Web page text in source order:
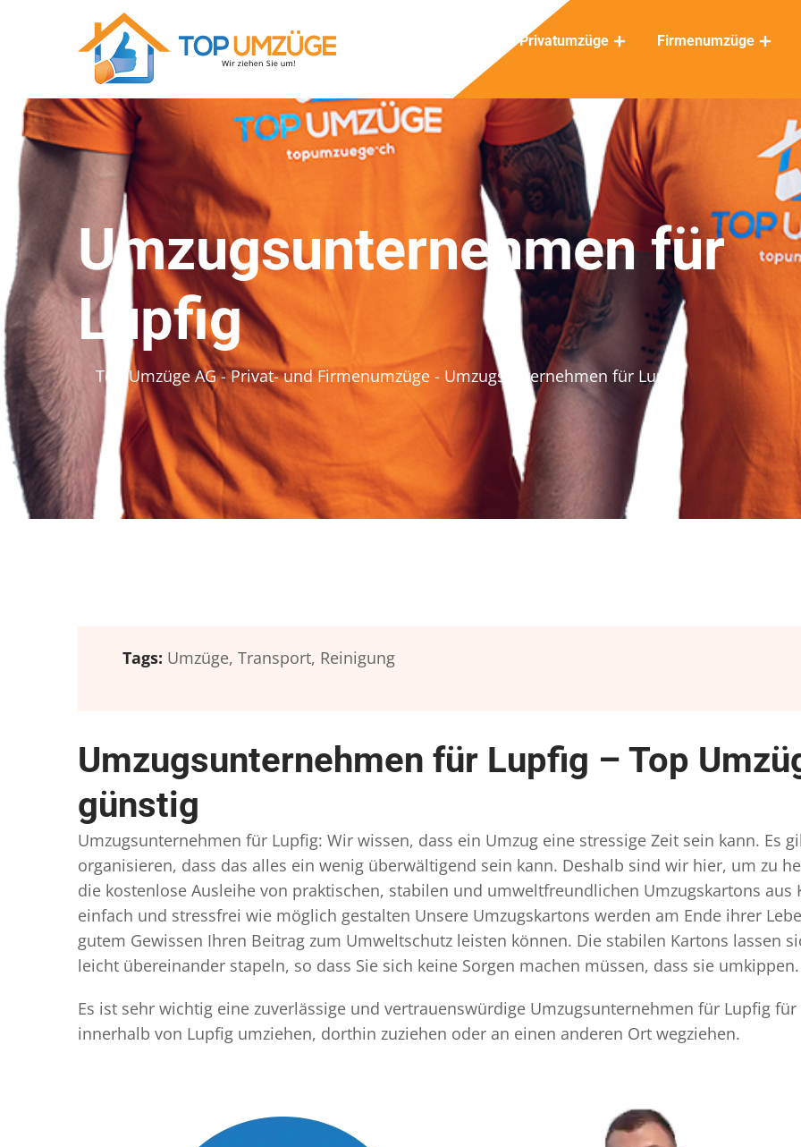
Privatumzüge Firmenumzüge
Umzugsunternehmen für
Lupfig
Top Umzüge AG - Privat- und Firmenumzüge - Umzugsunternehmen für Lupfig
Tags: Umzüge, Transport, Reinigung
Umzugsunternehmen für Lupfig – Top
günstig
Umzugsunternehmen für Lupfig: Wir wissen, dass ein Umzug eine stressige Zeit sein kann. Es
organisieren, dass das alles ein wenig überwältigend sein kann. Deshalb sind wir hier, um zu
die kostenlose Ausleihe von praktischen, stabilen und umweltfreundlichen Umzugskartons
einfach und stressfrei wie möglich gestalten Unsere Umzugskartons werden am Ende ihrer
gutem Gewissen Ihren Beitrag zum Umweltschutz leisten können. Die stabilen Kartons lassen
leicht übereinander stapeln, so dass Sie sich keine Sorgen machen müssen, dass sie
Es ist sehr wichtig eine zuverlässige und vertrauenswürdige Umzugsunternehmen für Lupfig
innerhalb von Lupfig umziehen, dorthin zuziehen oder an einen anderen Ort wegziehen.